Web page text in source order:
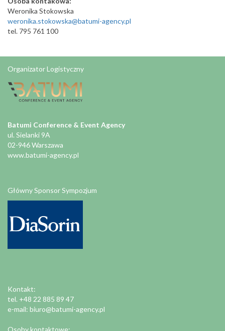
Weronika Stokowska
weronika.stokowska@batumi-agency.pl
tel. 795 761 100
Organizator Logistyczny
Batumi Conference & Event Agency
ul. Sielanki 9A
02-946 Warszawa
www.batumi-agency.pl
Główny Sponsor Sympozjum
Kontakt:
tel. +48 22 885 89 47
e-mail: biuro@batumi-agency.pl